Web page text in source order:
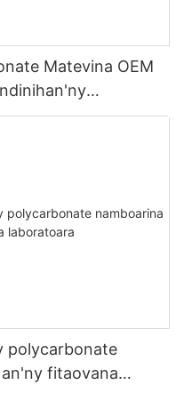
Matevina OEM
polycarbonate
fitaovana